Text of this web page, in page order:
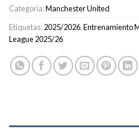
Categoría:Manchester United
Etiquetas:2025/2026,Entrenamiento
League 2025/26